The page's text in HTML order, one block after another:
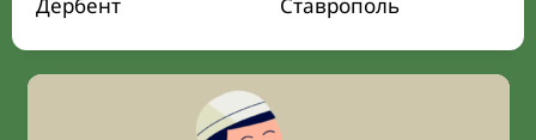
Дербент
Ставрополь